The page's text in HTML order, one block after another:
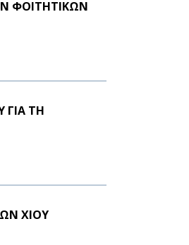
ΦΟΙΤΗΤΙΚΩΝ
ΓΙΑ ΤΗ
ΧΙΟΥ